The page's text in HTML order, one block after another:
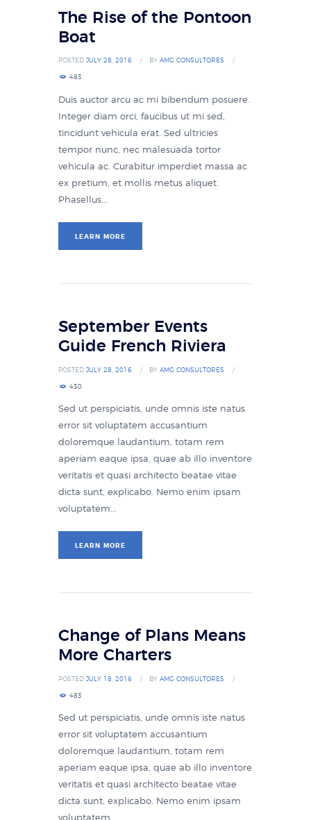
The Rise of the Pontoon
Boat
POSTED JULY 28, 2016 BY AMG CONSULTORES
483
Duis auctor arcu ac mi bibendum posuere.
Integer diam orci, faucibus ut mi sed,
tincidunt vehicula erat. Sed ultricies
tempor nunc, nec malesuada tortor
vehicula ac. Curabitur imperdiet massa ac
ex pretium, et mollis metus aliquet.
Phasellus...
LEARN MORE
September Events
Guide French Riviera
POSTED JULY 28, 2016 BY AMG CONSULTORES
430
Sed ut perspiciatis, unde omnis iste natus
error sit voluptatem accusantium
doloremque laudantium, totam rem
aperiam eaque ipsa, quae ab illo inventore
veritatis et quasi architecto beatae vitae
dicta sunt, explicabo. Nemo enim ipsam
voluptatem...
LEARN MORE
Change of Plans Means
More Charters
POSTED JULY 18, 2016 BY AMG CONSULTORES
483
Sed ut perspiciatis, unde omnis iste natus
error sit voluptatem accusantium
doloremque laudantium, totam rem
aperiam eaque ipsa, quae ab illo inventore
veritatis et quasi architecto beatae vitae
dicta sunt, explicabo. Nemo enim ipsam